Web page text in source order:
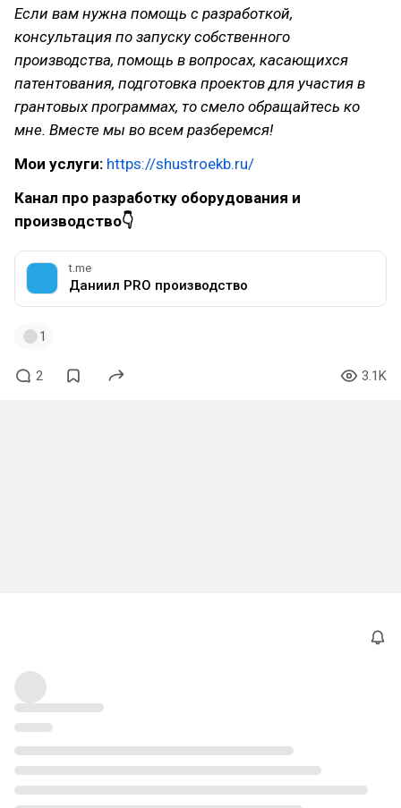
Если вам нужна помощь с разработкой,
консультация по запуску собственного
производства, помощь в вопросах, касающихся
патентования, подготовка проектов для участия в
грантовых программах, то смело обращайтесь ко
мне. Вместе мы во всем разберемся!
Мои услуги: https://shustroekb.ru/
Канал про разработку оборудования и
производство👇
t.me
Даниил PRO производство
1
2 3.1K